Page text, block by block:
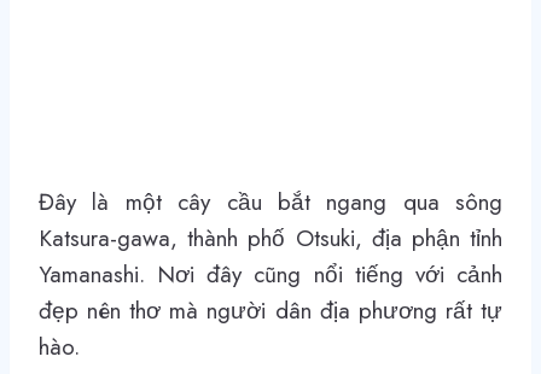
Đây là một cây cầu bắt ngang qua sông
Katsura-gawa, thành phố Otsuki, địa phận tỉnh
Yamanashi. Nơi đây cũng nổi tiếng với cảnh
đẹp nên thơ mà người dân địa phương rất tự
hào.